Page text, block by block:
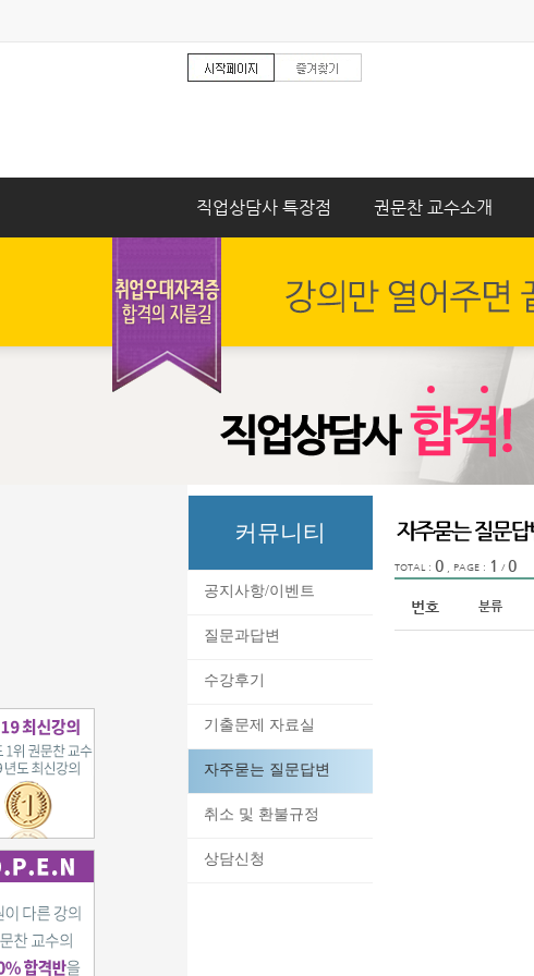
직업상담사 특장점 권문찬 교수소개
커뮤니티
공지사항/이벤트
질문과답변
수강후기
기출문제 자료실
자주묻는 질문답변
취소 및 환불규정
상담신청
TOTAL : 0 , PAGE : 1 /0
번호 분류